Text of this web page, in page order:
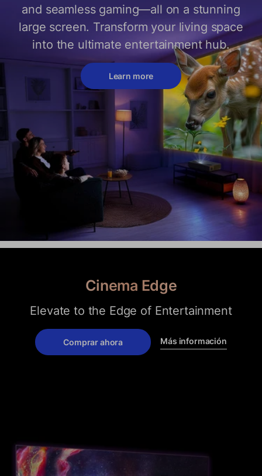
and seamless gaming—all on a stunning
large screen. Transform your living space
into the ultimate entertainment hub.
Learn more
Cinema Edge
Elevate to the Edge of Entertainment
Comprar ahora Más información